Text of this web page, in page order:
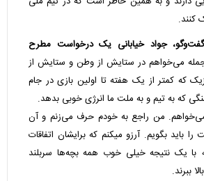
کنند.
جواد خیابانی یک درخواست مطرح
می‌خواهم در ستایش از وطن و ستایش از
که کمتر از یک هفته تا اولین بازی در جام
که به تیم و به ملت ما انرژی خوبی بدهد.
من راجع به خودم حرف می‌زنم و آن
باید بگویم. آرزو میکنم که برایشان اتفاقات
با یک نتیجه خیلی خوب همه بچه‌ها سربلند
ببرند.